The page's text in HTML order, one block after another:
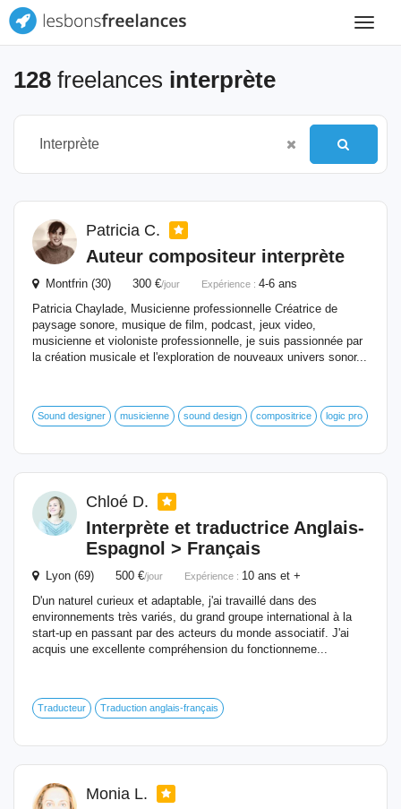
Toggle
128 freelances interprète
Patricia C.
Auteur compositeur interprète
Montfrin (30) 300 €/jour Expérience : 4-6 ans
Patricia Chaylade, Musicienne professionnelle Créatrice de
paysage sonore, musique de film, podcast, jeux video,
musicienne et violoniste professionnelle, je suis passionnée par
la création musicale et l'exploration de nouveaux univers sonor...
Sound designer musicienne sound design compositrice logic pro
Chloé D.
Interprète et traductrice Anglais-
Espagnol > Français
Lyon (69) 500 €/jour Expérience : 10 ans et +
D'un naturel curieux et adaptable, j'ai travaillé dans des
environnements très variés, du grand groupe international à la
start-up en passant par des acteurs du monde associatif. J'ai
acquis une excellente compréhension du fonctionneme...
Traducteur Traduction anglais-français
Monia L.